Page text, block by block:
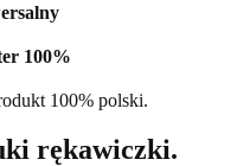
100%
100% polski.
rękawiczki.